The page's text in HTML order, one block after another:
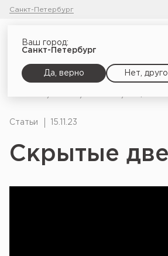
Санкт-Петербург
Ваш город:
Санкт-Петербург
Да, верно Нет,
Статьи 15.11.23
Скрытые